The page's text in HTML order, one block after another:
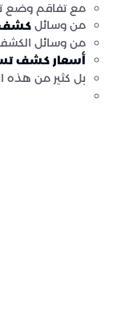
مع تفاقم وضع
من وسائل كشف
من وسائل الكشف
أسعار كشف
بل كثير من هذه